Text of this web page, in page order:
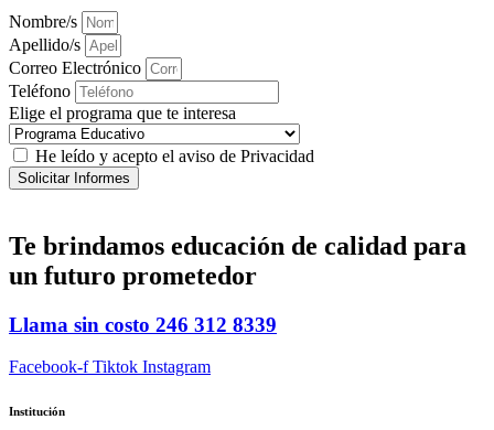
Nombre/s
Apellido/s
Correo Electrónico
Teléfono
Elige el programa que te interesa
He leído y acepto el aviso de Privacidad
Solicitar Informes
Te brindamos educación de calidad para
un futuro prometedor
Llama sin costo 246 312 8339
Facebook-f Tiktok Instagram
Institución